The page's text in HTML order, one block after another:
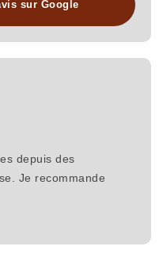
sur Google
depuis des
Je recommande